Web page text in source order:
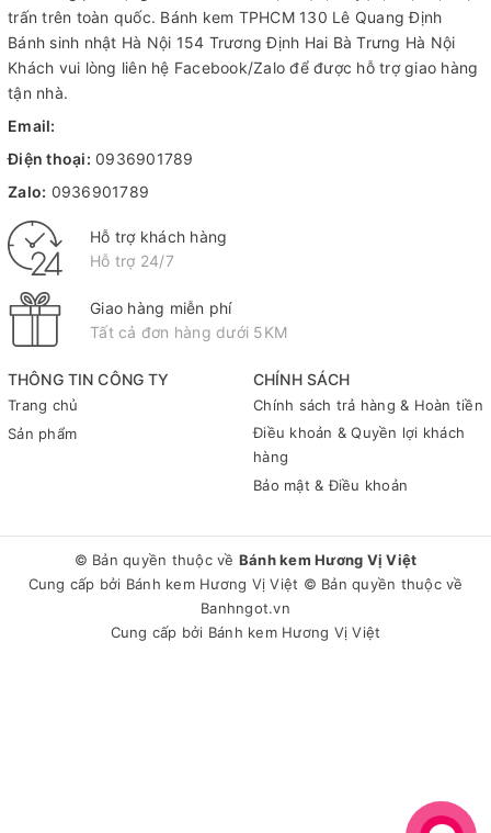
THÔNG TIN CÔNG TY
Trang chủ
Sản phẩm
CHÍNH SÁCH
Chính sách trả hàng & Hoàn tiền
Điều khoản & Quyền lợi khách
hàng
Bảo mật & Điều khoản
trấn trên toàn quốc. Bánh kem TPHCM130 Lê Quang Định
Bánh sinh nhật Hà Nội 154 Trương Định Hai Bà Trưng Hà Nội
Khách vui lòng liên hệ Facebook/Zalo để được hỗ trợ giao hàng
tận nhà.
Email:
Điện thoại: 0936901789
Zalo: 0936901789
Hỗ trợ khách hàng
Hỗ trợ 24/7
Giao hàng miễn phí
Tất cả đơn hàng dưới 5KM
© Bản quyền thuộc về Bánh kem Hương Vị Việt
Cung cấp bởi Bánh kem Hương Vị Việt © Bản quyền thuộc về
Banhngot.vn
Cung cấp bởi Bánh kem Hương Vị Việt